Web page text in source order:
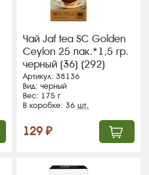
Чай Jaf tea SC Golden
Ceylon 25 пак.*1,5 гр.
черный (36) (292)
Артикул: 38136
Вид: черный
Вес: 175 г
В коробке: 36шт.
129 ₽